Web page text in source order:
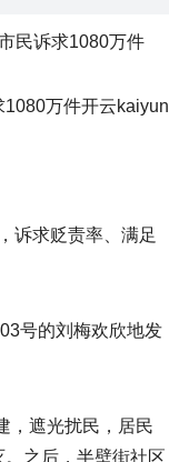
万件开云kaiyun
诉求贬责率、满足
号的刘梅欢欣地发
，遮光扰民，居民
之后，半壁街社区